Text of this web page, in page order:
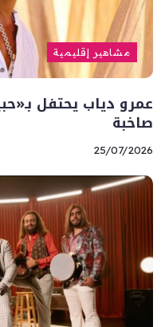
مشاهير إقليمية
عمرو دياب يحتفل
صاخبة
25/07/2026